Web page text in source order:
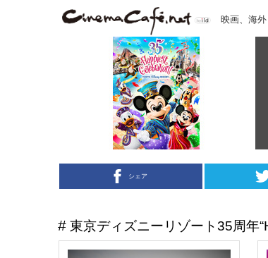
映画、海
シェア
東京ディズニーリゾート35周年